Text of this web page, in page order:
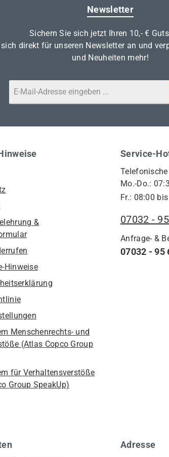
Newsletter
Sichern Sie sich jetzt Ihren 10,- €
direkt für unseren Newsletter an und
und Neuheiten mehr!
Service-
Mo.-Do.:
Fr.: 08:00
07032 -
Anfrage- &
07032 - 95
&
Hinweise
Menschenrechts- und
(Atlas Copco Group
für Verhaltensverstöße
Group SpeakUp)
Adresse